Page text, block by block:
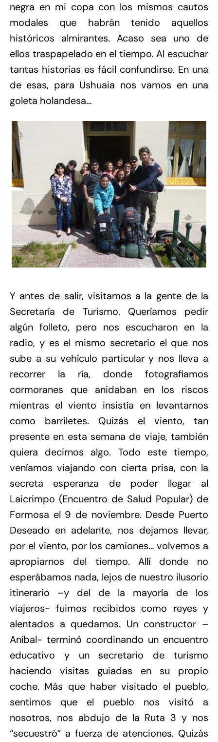
negra en mi copa con los mismos cautos
modales que habrán tenido aquellos
históricos almirantes. Acaso sea uno de
ellos traspapelado en el tiempo. Al escuchar
tantas historias es fácil confundirse. En una
de esas, para Ushuaia nos vamos en una
goleta holandesa…
Y antes de salir, visitamos a la gente de la
Secretaría de Turismo. Queríamos pedir
algún folleto, pero nos escucharon en la
radio, y es el mismo secretario el que nos
sube a su vehículo particular y nos lleva a
recorrer la ría, donde fotografiamos
cormoranes que anidaban en los riscos
mientras el viento insistía en levantarnos
como barriletes. Quizás el viento, tan
presente en esta semana de viaje, también
quiera decirnos algo. Todo este tiempo,
veníamos viajando con cierta prisa, con la
secreta esperanza de poder llegar al
Laicrimpo (Encuentro de Salud Popular) de
Formosa el 9 de noviembre. Desde Puerto
Deseado en adelante, nos dejamos llevar,
por el viento, por los camiones… volvemos a
apropiarnos del tiempo. Allí donde no
esperábamos nada, lejos de nuestro ilusorio
itinerario –y del de la mayoría de los
viajeros- fuimos recibidos como reyes y
alentados a quedarnos. Un constructor –
Aníbal- terminó coordinando un encuentro
educativo y un secretario de turismo
haciendo visitas guiadas en su propio
coche. Más que haber visitado el pueblo,
sentimos que el pueblo nos visitó a
nosotros, nos abdujo de la Ruta 3 y nos
“secuestró” a fuerza de atenciones. Quizás